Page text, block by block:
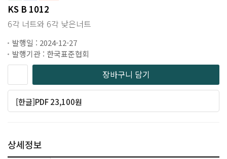
KS B 1012
6각 너트와 6각 낮은너트
발행일 : 2024-12-27
발행기관 : 한국표준협회
장바구니 담기
[한글]PDF 23,100원
상세정보